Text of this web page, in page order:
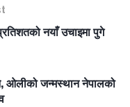
नयाँ उचाइमा पुगे
ओलीको जन्मस्थान नेपालको